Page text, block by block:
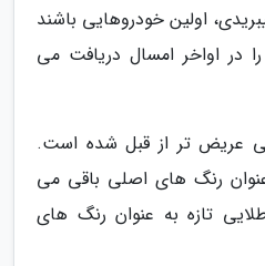
اولین خودروهایی باشند
در اواخر امسال دریافت می
عریض تر از قبل شده است.
رنگ های اصلی باقی می
تازه به عنوان رنگ های